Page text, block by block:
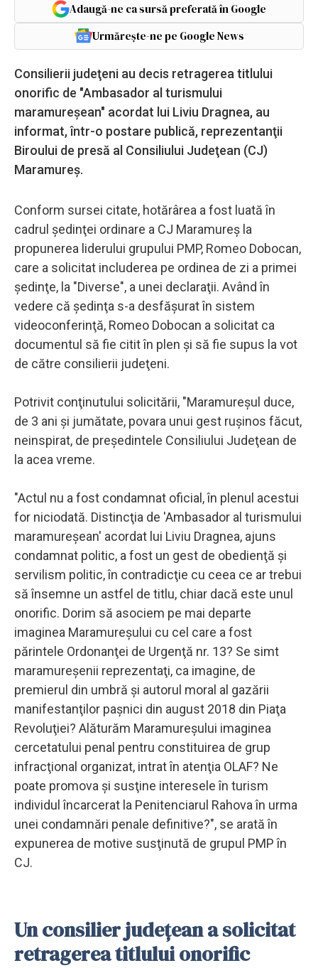
Adaugă-ne ca sursă preferată în Google
Urmărește-ne pe Google News
Consilierii judeţeni au decis retragerea titlului
onorific de "Ambasador al turismului
maramureşean" acordat lui Liviu Dragnea, au
informat, într-o postare publică, reprezentanţii
Biroului de presă al Consiliului Judeţean (CJ)
Maramureş.
Conform sursei citate, hotărârea a fost luată în
cadrul şedinţei ordinare a CJ Maramureş la
propunerea liderului grupului PMP, Romeo Dobocan,
care a solicitat includerea pe ordinea de zi a primei
şedinţe, la "Diverse", a unei declaraţii. Având în
vedere că şedinţa s-a desfăşurat în sistem
videoconferinţă, Romeo Dobocan a solicitat ca
documentul să fie citit în plen şi să fie supus la vot
de către consilierii judeţeni.
Potrivit conţinutului solicitării, "Maramureşul duce,
de 3 ani şi jumătate, povara unui gest ruşinos făcut,
neinspirat, de preşedintele Consiliului Judeţean de
la acea vreme.
"Actul nu a fost condamnat oficial, în plenul acestui
for niciodată. Distincţia de 'Ambasador al turismului
maramureşean' acordat lui Liviu Dragnea, ajuns
condamnat politic, a fost un gest de obedienţă şi
servilism politic, în contradicţie cu ceea ce ar trebui
să însemne un astfel de titlu, chiar dacă este unul
onorific. Dorim să asociem pe mai departe
imaginea Maramureşului cu cel care a fost
părintele Ordonanţei de Urgenţă nr. 13? Se simt
maramureşenii reprezentaţi, ca imagine, de
premierul din umbră şi autorul moral al gazării
manifestanţilor paşnici din august 2018 din Piaţa
Revoluţiei? Alăturăm Maramureşului imaginea
cercetatului penal pentru constituirea de grup
infracţional organizat, intrat în atenţia OLAF? Ne
poate promova şi susţine interesele în turism
individul încarcerat la Penitenciarul Rahova în urma
unei condamnări penale definitive?", se arată în
expunerea de motive susţinută de grupul PMP în
CJ.
Un consilier județean a solicitat
retragerea titlului onorific